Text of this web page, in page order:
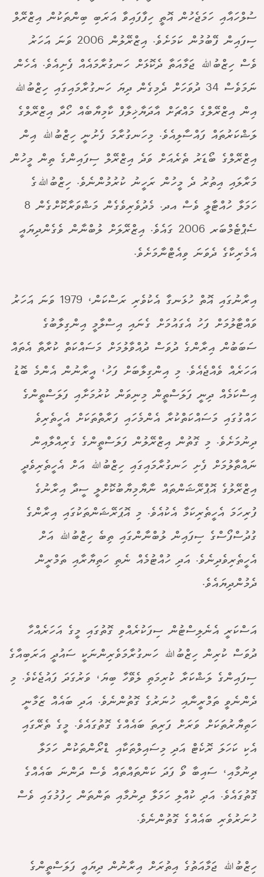
ސުލްހައާއި ހަމަޖެހުން އޮތީ ހިފާފައިވާ އަރަބި ބިންތަކުން އިޒްރޭލް
ސިފައިން ފޭބުމުން ކަމަށެވެ. އިޒްރޭލުން 2006 ވަނަ އަހަރު
ވެސް ހިޒްބުﷲ ޖަމާއަތާ ދެކޮޅަށް ހަނގުރާމައެއް ފެށިއެވެ. އެހެން
ނަމަވެސް 34 ދުވަހަށް ދެމިގެން ދިޔަ ހަނގުރާމައިގައި ހިޒްބުﷲ
އިން އިޒްރޭލްގެ މައްޗަށް އާދަޔާޚިލާފް ކާމިޔާބެއް ހޯދާ އިޒްރޭލްގެ
ލަޝްކަރުތައް ފައްސާލިއެވެ. މިހަނގުރާމަ ފެށުނީ ހިޒްބުﷲ އިން
އިޒްރޭލްގެ ބޯޑަރު ތެރެއަށް ވަދެ އިޒްރޭލް ސިފައިންގެ ތިން މީހުން
މަރާލައި އިތުރު ދެ މީހުން ރަހީނު ކުރުމުންނެވެ. ހިޒްބުﷲގެ
ހަމަލާ ހުއްޓާލީ ވެސް އދ. މެދުވެރިވެގެން މަޝްވަރާކޮށްގެން 8
ސެޕްޓެމްބަރ 2006 ގައެވެ. އިޒްރޭލަށް ލުބްނާން ވެގެންދިޔައީ
އެމެރިކާގެ ދެވަނަ ވިއެޓްނާމަށެވެ.
އިރާނުގައި އޮތް ހުޅަނގާ އެކުވެރި ރަސްކަން، 1979 ވަނަ އަހަރު
ވައްޓާލުމަށް ފަހު އެގައުމަށް ގެނައި އިސްލާމީ އިންގިލާބުގެ
ސަބަބުން އިރާންގެ ދުވަސް ދުއްވާލުމަށް މަސައްކަތް ކުރާތާ އެތައް
އަހަރެއް ވެއްޖެއެވެ. މި އިންގިލާބަށް ފަހު، އީރާނުން އެންމެ ބޮޑު
އިސްކަމެއް ދިނީ ފަލަސްތީން މިނިވަން ކުރުމަށާއި ފަލަސްތީންގެ
ހައްގުގައި މަސައްކަތްކުރާ އެންމެހައި ފަރާތްތަކަށް އެހީތެރިވެ
ދިނުމަށެވެ. މި ގޮތުން އިޒްރޭލުން ފަލަސްތީންގެ ގެރިއްލާއިން
ނައްތާލުމަށް ފެށި ހަނގުރާމައިގައި ހިޒްބުﷲ އަށް އެހީތެރިވެދީ
އިޒްރޭލުގެ އޮޕްރޭޝަންތައް ނާޔާމިޔާބުކޮށްލީ ސީދާ އިރާނުގެ
ފުރިހަމަ އެހީތެރިކަމާ އެކުއެވެ. މި އޮޕަރޭޝަންތަކުގައި އިރާންގެ
ގުދުސްފޯސްގެ ސިފައިން ލުބްނާންގައި ތިބެ ހިޒްބުﷲ އަށް
އެހީތެރިވެދިނެވެ. އަދި ހުއްޓުމެއް ނެތި ހަތިޔާރާއި ތަމްރީން
ދެމުންދިޔައެވެ.
އަސްކަރީ އެނެލިސްޓުން ސިފަކުރެއްވި ގޮތުގައި މީގެ އަހަރެއްހާ
ދުވަސް ކުރިން ހިޒްބުﷲ ހަނގުރާމަވެރިންނަކީ ސައުދީ އަރަބިއާގެ
ސިފައިންގެ ލަޝްކަރާ ކުރިމަތި ލެވޭހާ ބިޔަ، ވަރުގަދަ ފައުޖެކެވެ. މި
ދެންނެވީ ތަމްރީނާއި ހުނަރުގެ ގޮތުންނެވެ. އަދި ބައެއް ޒަމާނީ
ހަތިޔާރުތަކަށް ވަރަށް ފަރިތަ ބައެއްގެ ގޮތުގައެވެ. މީގެ ތެރޭގައި
އެކި ކަހަލަ ރޮކެޓް އަދި މިސައިލްތަކާއި ޑްރޯންތަކުން ހަމަލާ
ދިނުމާއި، ސައިބާ ވޯ ފަދަ ކަންތައްތައް ވެސް ދަންނަ ބައެއްގެ
ގޮތުގައެވެ. އަދި ކުއްލި ހަމަލާ ދިނުމާއި ތަންތަން ހިފުމުގައި ވެސް
ހުނަރުވެރި ބައެއްގެ ގޮތުންނެވެ.
ހިޒްބުﷲ ޖަމާއަތުގެ އިތުރަށް އިރާނުން ދިޔައީ ފަލަސްތީންގެ